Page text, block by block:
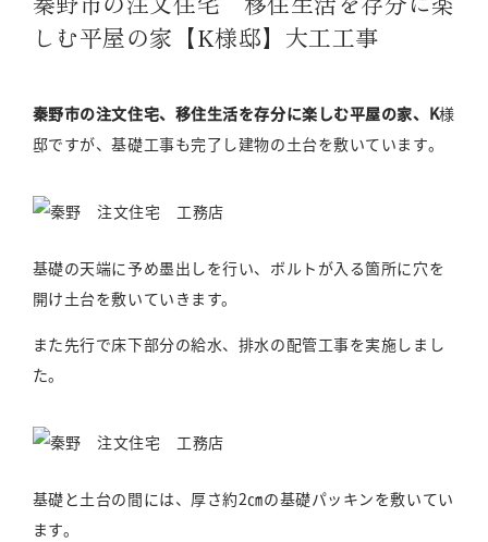
しむ平屋の家【K様邸】大工工事
秦野市の注文住宅、移住生活を存分に楽しむ平屋の家、K様
邸ですが、基礎工事も完了し建物の土台を敷いています。
基礎の天端に予め墨出しを行い、ボルトが入る箇所に穴を
開け土台を敷いていきます。
また先行で床下部分の給水、排水の配管工事を実施しまし
た。
基礎と土台の間には、厚さ約2㎝の基礎パッキンを敷いてい
ます。